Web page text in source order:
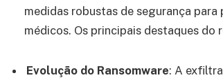
medidas robustas de segurança
médicos. Os principais destaques do
Evolução do Ransomware: A